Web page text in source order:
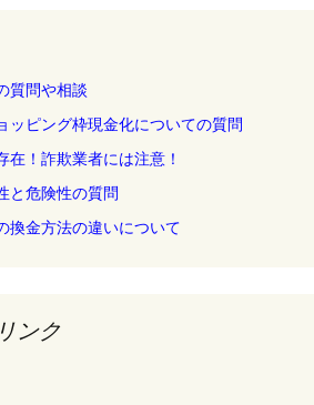
質問や相談
ッピング枠現金化についての質問
！詐欺業者には注意！
と危険性の質問
換金方法の違いについて
ンク